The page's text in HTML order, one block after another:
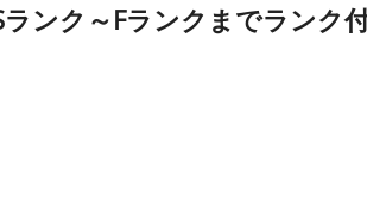
ンク～Fランクまでランク